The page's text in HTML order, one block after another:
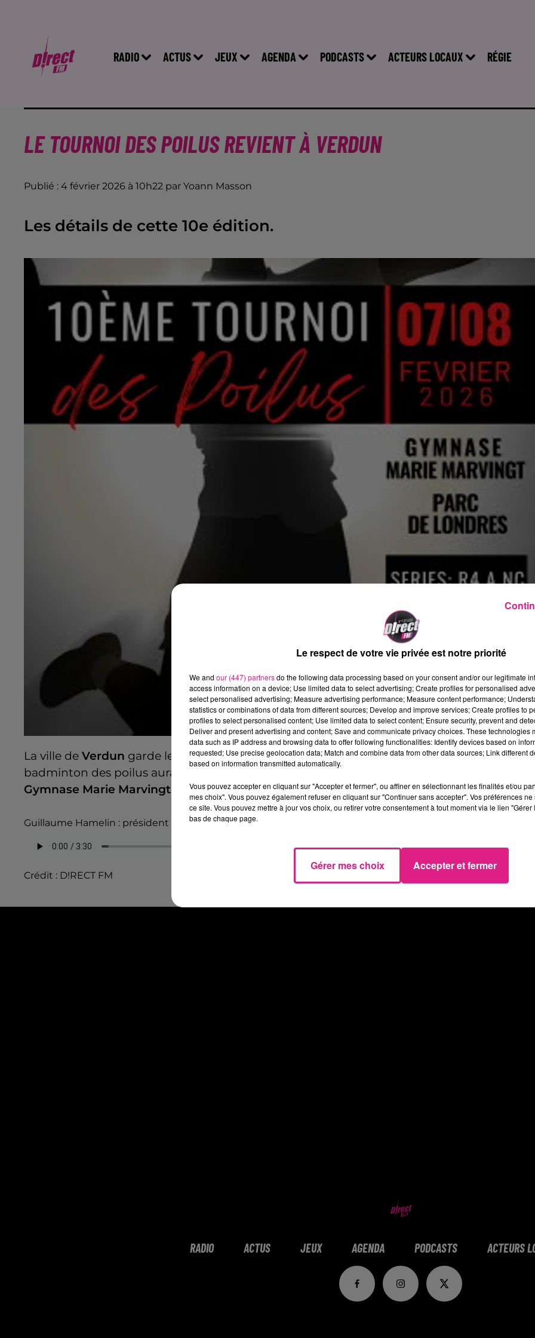
RADIO ACTUS JEUX AGENDA PODCASTS ACTEURS LOCAUX RÉGIE
LE TOURNOI DES POILUS REVIENT À VERDUN
Publié : 4 février 2026 à 10h22 par Yoann Masson
Les détails de cette 10e édition.
La ville de Verdun garde le rythme au mois de février. La10eéditiondu tournoi de
badminton des poilus aura lieu ce samedi 7 et dimanche 8 février 2026. Rendez-vous au
Gymnase Marie Marvingt
de 9h à 18h.
Guillaume Hamelin : président du Sport Athlétique Verdunois (SAV) section badminton.
Crédit : D!RECT FM
RADIO ACTUS JEUX AGENDA PODCASTS ACTEURS
Le respect de votre vie privée est notre priorité
We and our (447) partnersdo the following data processing based on your consent and/or our legitimate
access information on a device; Use limited data to select advertising; Create profiles for personalised
select personalised advertising; Measure advertising performance; Measure content performance;
statistics or combinations of data from different sources; Develop and improve services; Create profiles to
profiles to select personalised content; Use limited data to select content; Ensure security, prevent and
Deliver and present advertising and content; Save and communicate privacy choices. These technologies
data such as IP address and browsing data to offer following functionalities: Identify devices based on
requested; Use precise geolocation data; Match and combine data from other data sources; Link different
based on information transmitted automatically.
Vous pouvez accepter en cliquant sur "Accepter et fermer", ou affiner en sélectionnant les finalités et/ou
mes choix". Vous pouvez également refuser en cliquant sur "Continuer sans accepter". Vos préférences
ce site. Vous pouvez mettre à jour vos choix, ou retirer votre consentement à tout moment via le lien
bas de chaque page.
Gérer mes choix Accepter et fermer